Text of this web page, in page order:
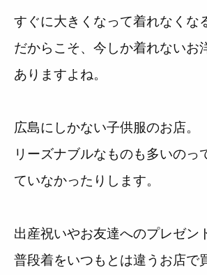
すぐに大きくなって着れなくな
だからこそ、今しか着れないお
ありますよね。
広島にしかない子供服のお店。
リーズナブルなものも多いのっ
ていなかったりします。
出産祝いやお友達へのプレゼン
普段着をいつもとは違うお店で